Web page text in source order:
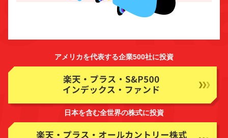
アメリカを代表する企業500社に投資
日本を含む全世界の株式に投資